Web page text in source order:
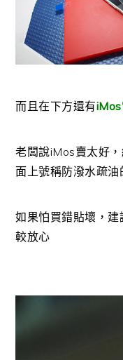
而且在下方還有
老闆說iMos賣太好
面上號稱防潑水疏
如果怕買錯貼壞，建
較放心